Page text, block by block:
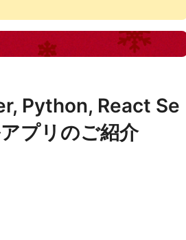
Python, React Se
プリのご紹介